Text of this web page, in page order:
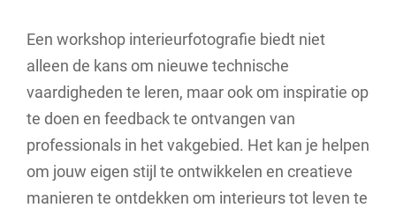
Een workshop interieurfotografie biedt niet
alleen de kans om nieuwe technische
vaardigheden te leren, maar ook om inspiratie op
te doen en feedback te ontvangen van
professionals in het vakgebied. Het kan je helpen
om jouw eigen stijl te ontwikkelen en creatieve
manieren te ontdekken om interieurs tot leven te